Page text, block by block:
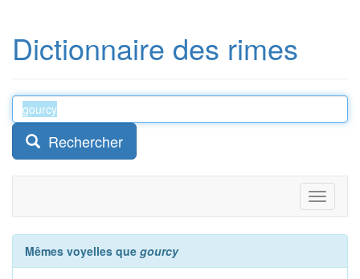
Dictionnaire des rimes
Rechercher
Toggle
Mêmes voyelles que gourcy